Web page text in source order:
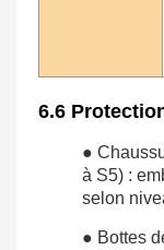
6.6
●
à S5) :
selon
● Bottes